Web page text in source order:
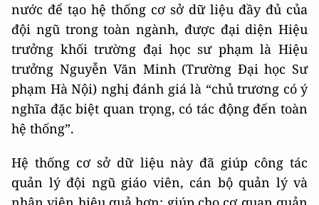
nước để tạo hệ thống cơ sở dữ liệu đầy đủ của
đội ngũ trong toàn ngành, được đại diện Hiệu
trưởng khối trường đại học sư phạm là Hiệu
trưởng Nguyễn Văn Minh (Trường Đại học Sư
phạm Hà Nội) nghị đánh giá là “chủ trương có ý
nghĩa đặc biệt quan trọng, có tác động đến toàn
hệ thống”.
Hệ thống cơ sở dữ liệu này đã giúp công tác
quản lý đội ngũ giáo viên, cán bộ quản lý và